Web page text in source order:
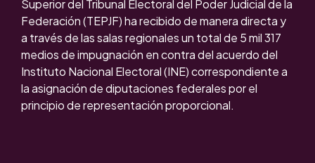
Superior del Tribunal Electoral del Poder Judicial de la
Federación (TEPJF) ha recibido de manera directa y
a través de las salas regionales un total de 5 mil 317
medios de impugnación en contra del acuerdo del
Instituto Nacional Electoral (INE) correspondiente a
la asignación de diputaciones federales por el
principio de representación proporcional.